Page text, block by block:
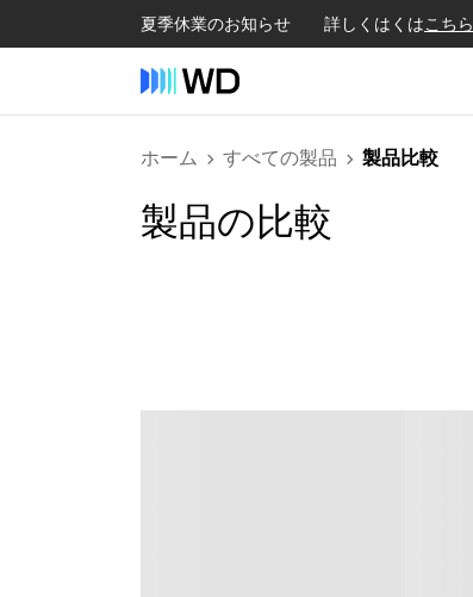
夏季休業のお知らせ 詳しくはくはこちら
ホーム すべての製品 製品比較
製品の比較